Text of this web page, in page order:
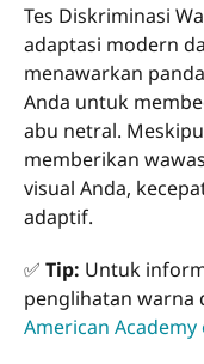
Tes Diskriminasi
adaptasi modern
menawarkan
Anda untuk
abu netral.
memberikan
visual Anda,
adaptif.
✅ Tip: Untuk
penglihatan warna
American